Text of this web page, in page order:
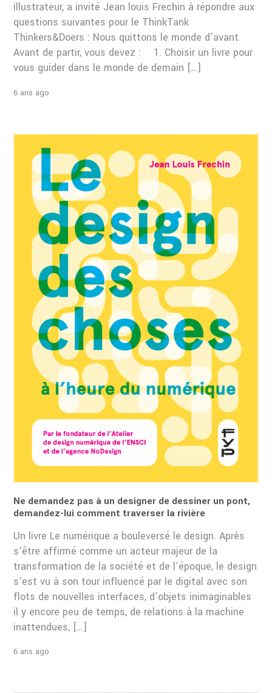
illustrateur, a invité Jean louis Frechin à répondre aux
questions suivantes pour le ThinkTank
Thinkers&Doers : Nous quittons le monde d’avant.
Avant de partir, vous devez : 1. Choisir un livre pour
vous guider dans le monde de demain […]
6 ans ago
Ne demandez pas à un designer de dessiner un pont,
demandez-lui comment traverser la rivière
Un livre Le numérique a bouleversé le design. Après
s’être affirmé comme un acteur majeur de la
transformation de la société et de l’époque, le design
s’est vu à son tour influencé par le digital avec son
flots de nouvelles interfaces, d’objets inimaginables
il y encore peu de temps, de relations à la machine
inattendues, […]
6 ans ago